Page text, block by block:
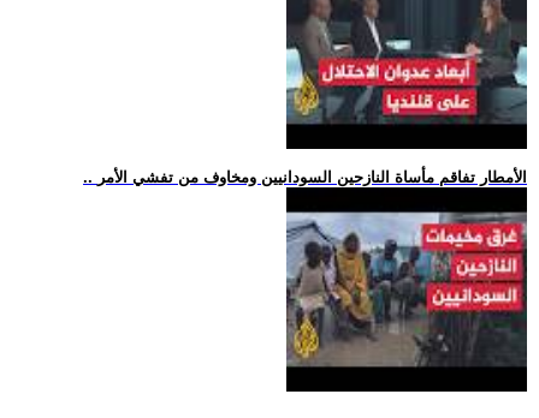
.. الأمطار تفاقم مأساة النازحين السودانيين ومخاوف من تفشي الأمر